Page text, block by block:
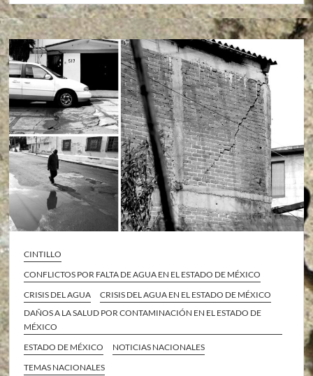
CINTILLO
CONFLICTOS POR FALTA DE AGUA EN EL ESTADO DE MÉXICO
CRISIS DEL AGUA
CRISIS DEL AGUA EN EL ESTADO DE MÉXICO
DAÑOS A LA SALUD POR CONTAMINACIÓN EN EL ESTADO DE
MÉXICO
ESTADO DE MÉXICO
NOTICIAS NACIONALES
TEMAS NACIONALES